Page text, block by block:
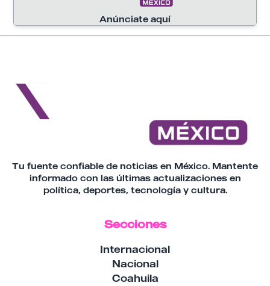
Anúnciate aquí
Tu fuente confiable de noticias en México. Mantente
informado con las últimas actualizaciones en
política, deportes, tecnología y cultura.
Secciones
Internacional
Nacional
Coahuila